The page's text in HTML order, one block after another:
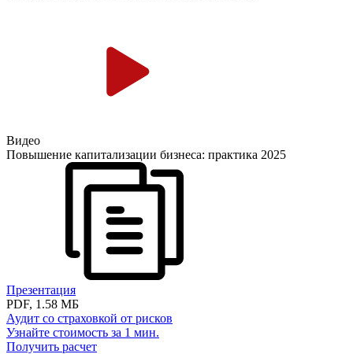
Видео
Повышение капитализации бизнеса: практика 2025
Презентация
PDF, 1.58 МБ
Аудит со страховкой от рисков
Узнайте стоимость за 1 мин.
Получить расчет